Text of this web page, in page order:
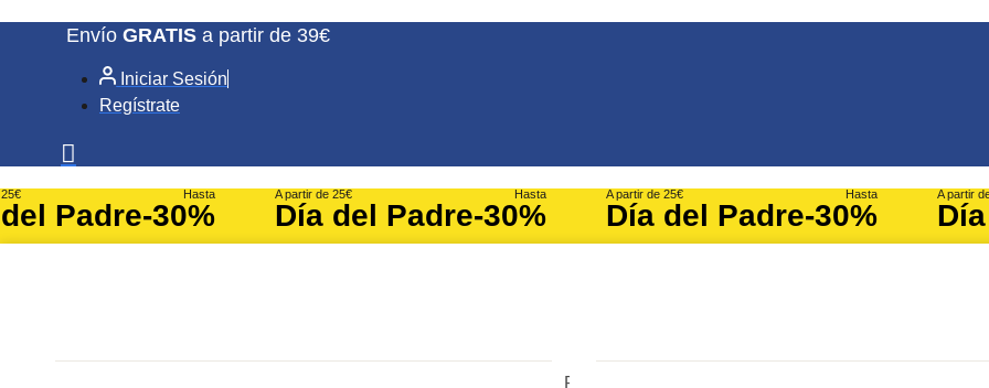
Envío GRATIS a partir de 39€
Iniciar Sesión
Regístrate
Padre
Hasta
-30%
A partir de 25€
Día del Padre
Hasta
-30%
A partir de 25€
Día del Padre
Hasta
-30%
A partir